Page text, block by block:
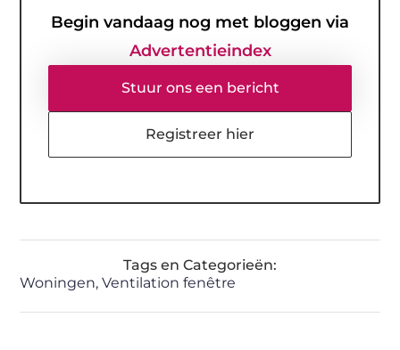
Begin vandaag nog met bloggen via
Advertentieindex
Stuur ons een bericht
Registreer hier
Tags en Categorieën:
Woningen,Ventilation fenêtre